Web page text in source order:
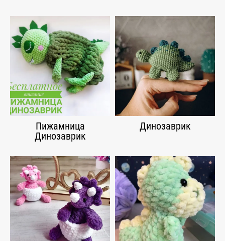
Пижамница
Динозаврик
Динозаврик